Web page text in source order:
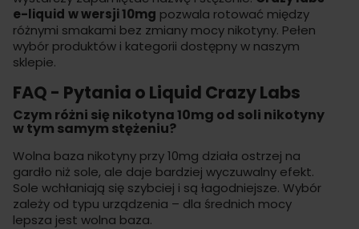
e-liquid w wersji 10mg pozwala rotować między
różnymi smakami bez zmiany mocy nikotyny. Pełen
wybór produktów i kategorii dostępny w naszym
sklepie.
FAQ - Pytania o Liquid Crazy Labs
Czym różni się nikotyna 10mg od soli nikotyny
w tym samym stężeniu?
Wolna baza nikotyny przy 10mg działa ostrzej na
gardło niż sole, ale daje bardziej wyczuwalny efekt.
Sole wchłaniają się szybciej i są łagodniejsze. Wybór
zależy od typu urządzenia – dla średnich mocy
lepsza jest wolna baza.